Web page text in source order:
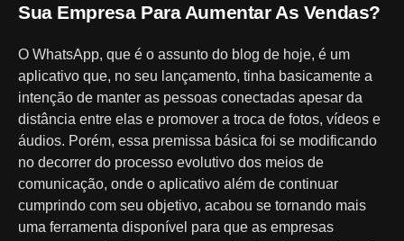
Sua Empresa Para Aumentar As Vendas?
O WhatsApp, que é o assunto do blog de hoje, é um
aplicativo que, no seu lançamento, tinha basicamente a
intenção de manter as pessoas conectadas apesar da
distância entre elas e promover a troca de fotos, vídeos e
áudios. Porém, essa premissa básica foi se modificando
no decorrer do processo evolutivo dos meios de
comunicação, onde o aplicativo além de continuar
cumprindo com seu objetivo, acabou se tornando mais
uma ferramenta disponível para que as empresas